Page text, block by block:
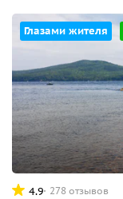
Глазами жителя
4.9 278 отзывов